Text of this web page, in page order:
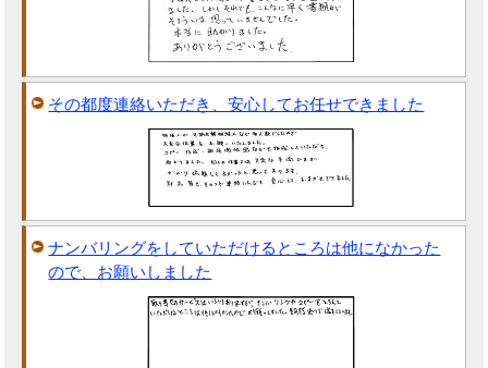
その都度連絡いただき、安心してお任せできました
ナンバリングをしていただけるところは他になかった
ので、お願いしました